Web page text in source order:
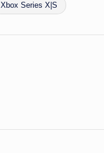
Xbox Series X|S